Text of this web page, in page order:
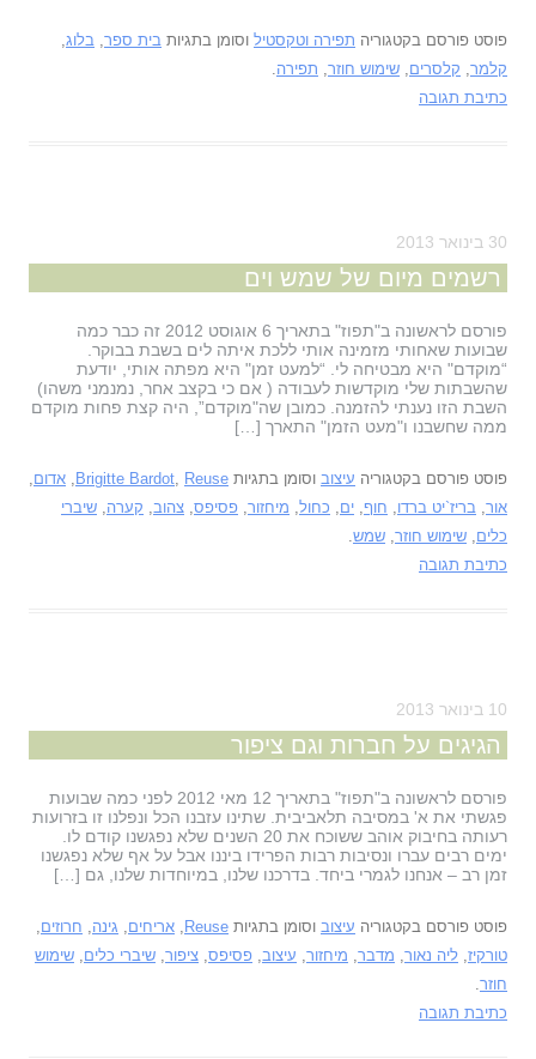
פוסט פורסם בקטגוריה תפירה וטקסטיל וסומן בתגיות בית ספר, בלוג,
קלמר, קלסרים, שימוש חוזר, תפירה.
כתיבת תגובה
30 בינואר 2013
רשמים מיום של שמש וים
פורסם לראשונה ב"תפוז" בתאריך 6 אוגוסט 2012 זה כבר כמה
שבועות שאחותי מזמינה אותי ללכת איתה לים בשבת בבוקר.
“מוקדם" היא מבטיחה לי. “למעט זמן" היא מפתה אותי, יודעת
שהשבתות שלי מוקדשות לעבודה ( אם כי בקצב אחר, נמנמני משהו)
השבת הזו נענתי להזמנה. כמובן שה"מוקדם”, היה קצת פחות מוקדם
ממה שחשבנו ו"מעט הזמן" התארך […]
פוסט פורסם בקטגוריה עיצוב וסומן בתגיות Brigitte Bardot, Reuse
, אדום,
אור, בריז`יט ברדו, חוף, ים, כחול, מיחזור, פסיפס, צהוב, קערה, שיברי
כלים, שימוש חוזר, שמש.
כתיבת תגובה
10 בינואר 2013
הגיגים על חברות וגם ציפור
פורסם לראשונה ב"תפוז" בתאריך 12 מאי 2012 לפני כמה שבועות
פגשתי את א' במסיבה תלאביבית. שתינו עזבנו הכל ונפלנו זו בזרועות
רעותה בחיבוק אוהב ששוכח את 20 השנים שלא נפגשנו קודם לו.
ימים רבים עברו ונסיבות רבות הפרידו ביננו אבל על אף שלא נפגשנו
זמן רב – אנחנו לגמרי ביחד. בדרכנו שלנו, במיוחדות שלנו, גם […]
פוסט פורסם בקטגוריה עיצוב וסומן בתגיות Reuse
, אריחים, גינה, חרוזים,
טורקיז, ליה נאור, מדבר, מיחזור, עיצוב, פסיפס, ציפור, שיברי כלים, שימוש
חוזר.
כתיבת תגובה